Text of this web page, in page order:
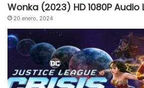
Wonka (2023) HD 1080P Audio
20 enero, 2024